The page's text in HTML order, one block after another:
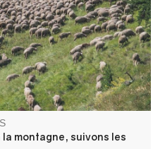
façon originale et
montagne, suivons les